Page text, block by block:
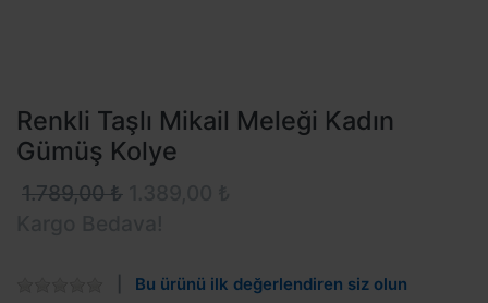
Renkli Taşlı Mikail Meleği Kadın
Gümüş Kolye
1.789,00 ₺
Bu ürünü ilk değerlendiren siz olun